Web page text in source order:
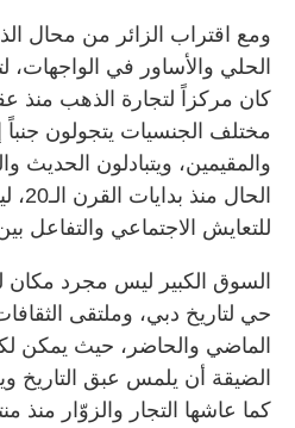
ومع اقتراب الزائر من محال
الحلي والأساور في الواجهات،
كان مركزاً لتجارة الذهب منذ
مختلف الجنسيات يتجولون
والمقيمين، ويتبادلون الحديث
للتعايش الاجتماعي والتفاعل
السوق الكبير ليس مجرد مكان
حي لتاريخ دبي، وملتقى
الماضي والحاضر، حيث يمكن
الضيقة أن يلمس عبق التاريخ
كما عاشها التجار والزوّار